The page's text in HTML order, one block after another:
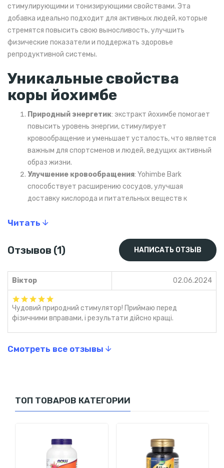
стимулирующими и тонизирующими свойствами. Эта
добавка идеально подходит для активных людей, которые
стремятся повысить свою выносливость, улучшить
физические показатели и поддержать здоровье
репродуктивной системы.
Уникальные свойства
коры йохимбе
Природный энергетик: экстракт йохимбе помогает
повысить уровень энергии, стимулирует
кровообращение и уменьшает усталость, что является
важным для спортсменов и людей, ведущих активный
образ жизни.
Улучшение кровообращения: Yohimbe Bark
способствует расширению сосудов, улучшая
доставку кислорода и питательных веществ к
производительность во время тренировок и скорость
Поддержка сексуального здоровья: йохимбе
известен своими афродизиакальными свойствами,
способствуя улучшению либидо и поддерживая
здоровье репродуктивной системы как у мужчин, так и
у женщин.
Повышение выносливости: активные компоненты
йохимбе стимулируют нервную систему, увеличивая
общую выносливость и повышая мотивацию для
Адаптогенный эффект
тех, кто стремится достичь новых высот в спорте и
Читать
Отзывов (1) НАПИСАТЬ ОТЗЫВ
Віктор 02.06.2024
Чудовий природний стимулятор! Приймаю перед
фізичними вправами, і результати дійсно кращі.
Смотреть все отзывы
ТОП ТОВАРОВ КАТЕГОРИИ